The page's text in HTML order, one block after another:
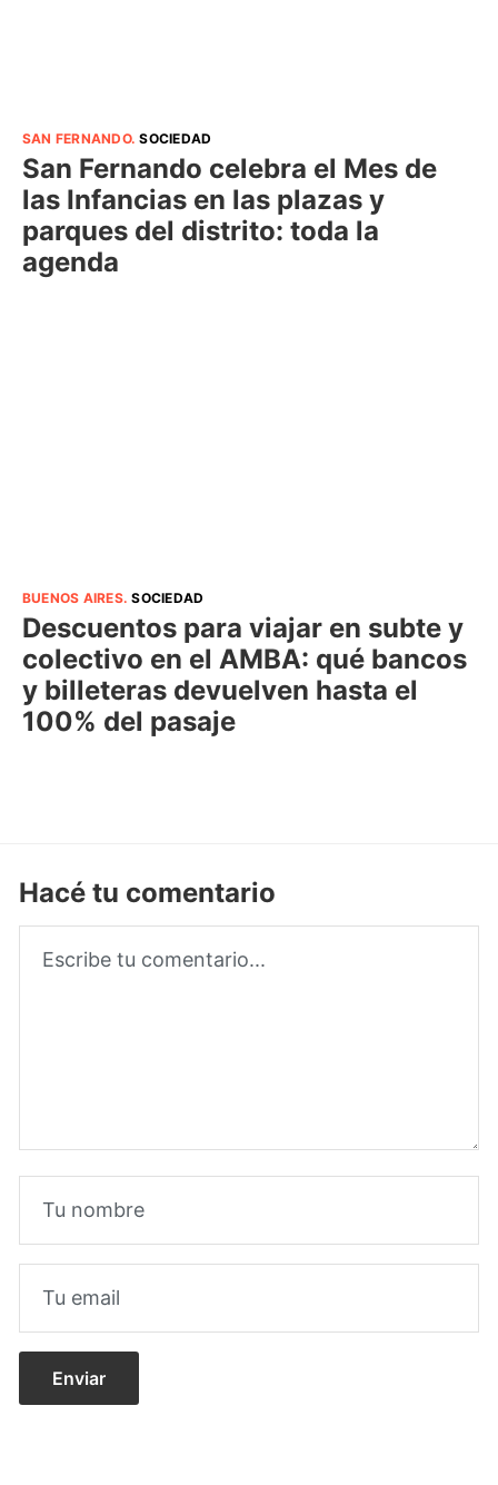
SAN FERNANDO.SOCIEDAD
San Fernando celebra el Mes de
las Infancias en las plazas y
parques del distrito: toda la
agenda
BUENOS AIRES.SOCIEDAD
Descuentos para viajar en subte y
colectivo en el AMBA: qué bancos
y billeteras devuelven hasta el
100% del pasaje
Hacé tu comentario